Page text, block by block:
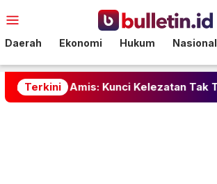
ke
Mobile
Daerah Ekonomi Hukum Nasional
Terkini
Kunci Kelezatan Tak Terbantahkan!